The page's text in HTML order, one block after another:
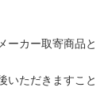
ーカー取寄商品と
いただきますこと